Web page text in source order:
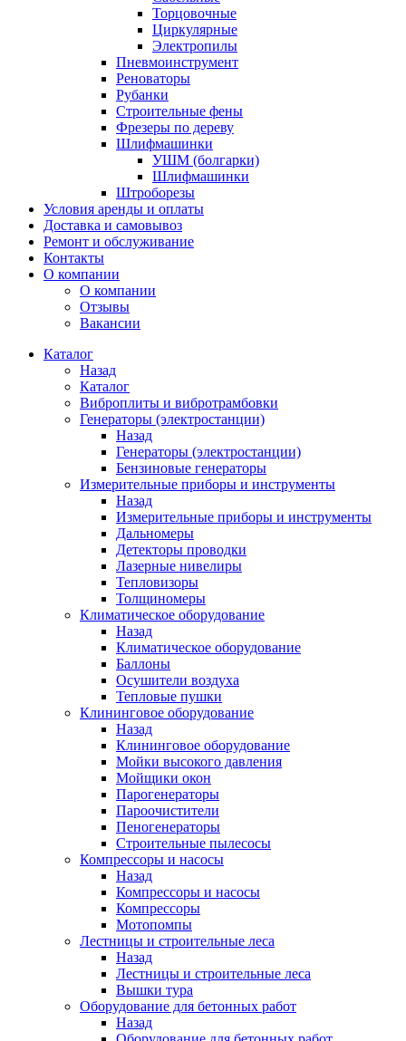
Торцовочные
Циркулярные
Электропилы
Пневмоинструмент
Реноваторы
Рубанки
Строительные фены
Фрезеры по дереву
Шлифмашинки
УШМ (болгарки)
Шлифмашинки
Штроборезы
Условия аренды и оплаты
Доставка и самовывоз
Ремонт и обслуживание
Контакты
О компании
О компании
Отзывы
Вакансии
Каталог
Назад
Каталог
Виброплиты и вибротрамбовки
Генераторы (электростанции)
Назад
Генераторы (электростанции)
Бензиновые генераторы
Измерительные приборы и инструменты
Назад
Измерительные приборы и инструменты
Дальномеры
Детекторы проводки
Лазерные нивелиры
Тепловизоры
Толщиномеры
Климатическое оборудование
Назад
Климатическое оборудование
Баллоны
Осушители воздуха
Тепловые пушки
Клининговое оборудование
Назад
Клининговое оборудование
Мойки высокого давления
Мойщики окон
Парогенераторы
Пароочистители
Пеногенераторы
Строительные пылесосы
Компрессоры и насосы
Назад
Компрессоры и насосы
Компрессоры
Мотопомпы
Лестницы и строительные леса
Назад
Лестницы и строительные леса
Вышки тура
Оборудование для бетонных работ
Назад